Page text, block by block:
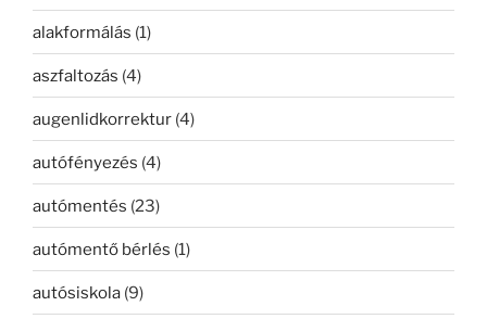
alakformálás (1)
aszfaltozás (4)
augenlidkorrektur (4)
autófényezés (4)
autómentés (23)
autómentő bérlés (1)
autósiskola (9)